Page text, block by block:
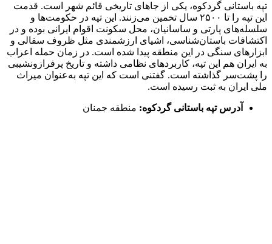
تپه باستانی گردکوه، یکی از جاهای تاریخی قائم شهر است. قدمت
این تپه را تا ۲۵۰۰ سال تخمین می‌زنند. این تپه در حکومت‌ها و
سلسله‌های پارتی و ساسانیان، محل سکونت اقوام ایرانی بوده و در
اکتشافات باستان‌شناسی، اشیای ارزشمندی مثل ظروف سفالی و
ابزارهای سنگی در این منطقه پیدا شده است. در زمان حمله اعراب
به ایران هم این تپه، کاربردهای نظامی داشته و تاریخ پرفراز‌ونشیبی
را پشت‌سر گذاشته است. گفتنی است که این تپه به‌عنوان میراث
ملی ایران به ثبت رسیده است.
آدرس تپه باستانی گردکوه: منطقه جمنان